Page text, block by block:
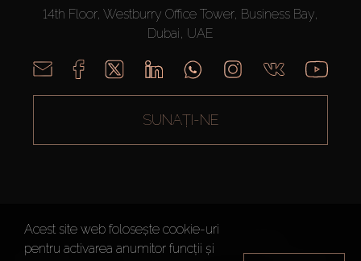
14th Floor, Westburry Office Tower, Business Bay,
Dubai, UAE
SUNAȚI-NE
AX CAPITAL ©2026 Toate drepturile rezervate
Acest site web folosește cookie-uri
pentru activarea anumitor funcții și